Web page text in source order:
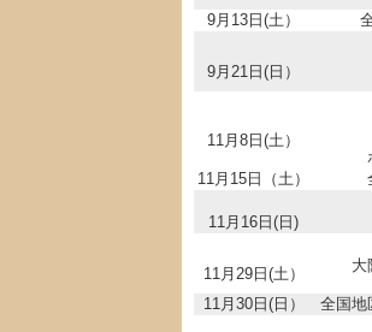
9月13日(土）
9月21日(日）
11月8日(土）
11月15日（土）
11月16日(日)
11月29日(土）
11月30日(日） 全国